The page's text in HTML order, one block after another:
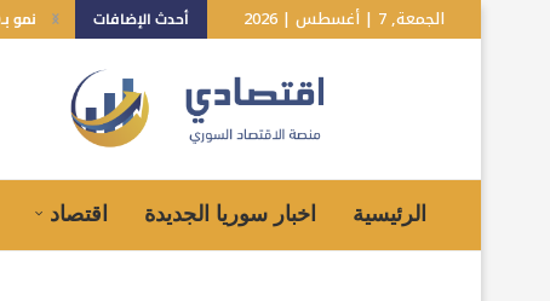
الجمعة, 7 | أغسطس | 2026 أحدث الإضافات نمو بـ10% للاقتصاد السوري.. هل تعكس توقعات صندوق النقد الواقع؟
الرئيسية اخبار سوريا الجديدة اقتصاد